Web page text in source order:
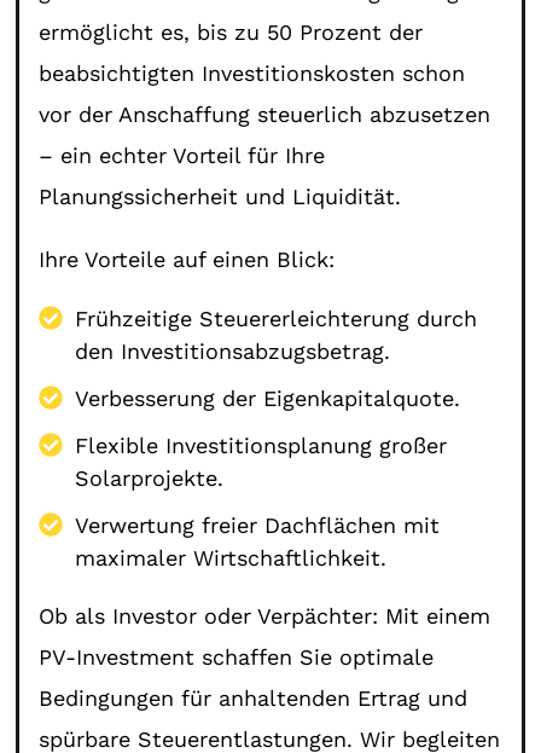
ermöglicht es, bis zu 50 Prozent der
beabsichtigten Investitionskosten schon
vor der Anschaffung steuerlich abzusetzen
– ein echter Vorteil für Ihre
Planungssicherheit und Liquidität.
Ihre Vorteile auf einen Blick:
Frühzeitige Steuererleichterung durch
den Investitionsabzugsbetrag.
Verbesserung der Eigenkapitalquote.
Flexible Investitionsplanung großer
Solarprojekte.
Verwertung freier Dachflächen mit
maximaler Wirtschaftlichkeit.
Ob als Investor oder Verpächter: Mit einem
PV-Investment schaffen Sie optimale
Bedingungen für anhaltenden Ertrag und
spürbare Steuerentlastungen. Wir begleiten